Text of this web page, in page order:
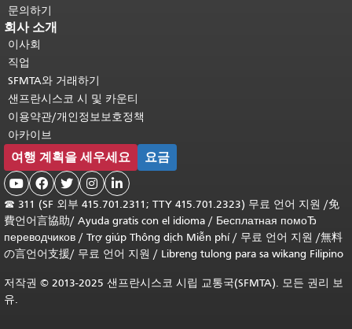
문의하기
회사 소개
이사회
직업
SFMTA와 거래하기
샌프란시스코 시 및 카운티
이용약관/개인정보보호정책
아카이브
여행 계획을 세우세요 요금
    
☎ 311 (SF 외부 415.701.2311; TTY 415.701.2323) 무료 언어 지원 /免
費언어言協助/ Ayuda gratis con el idioma / Бесплатная помоЂ
переводчиков / Trợ giúp Thông dịch Miễn phí/ 무료 언어 지원 /無料
の言언어支援/ 무료 언어 지원 / Libreng tulong para sa wikang Filipino
저작권 © 2013-2025 샌프란시스코 시립 교통국(SFMTA). 모든 권리 보
유.